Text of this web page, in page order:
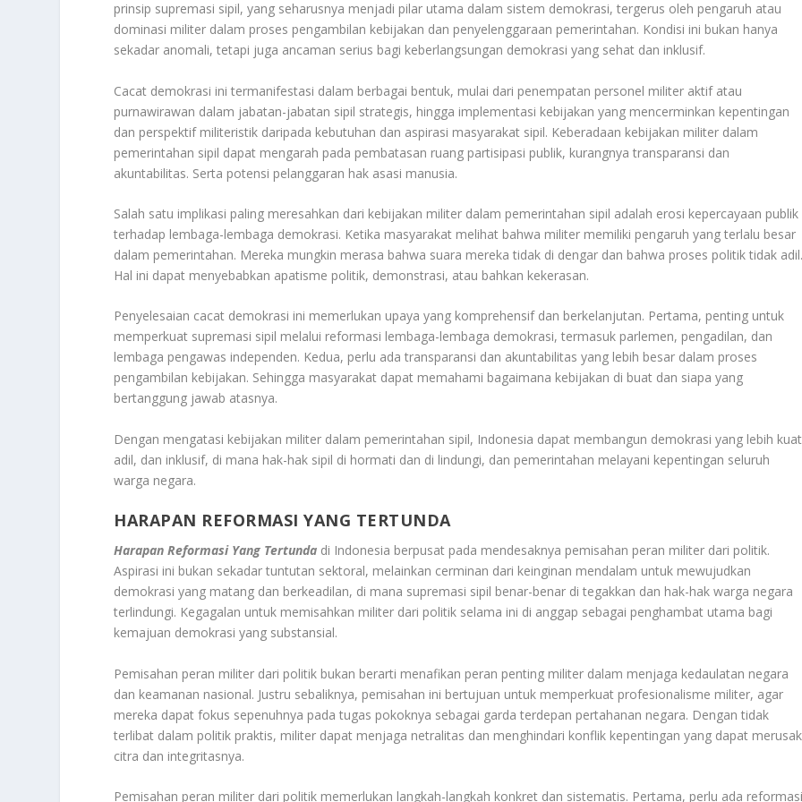
prinsip supremasi sipil, yang seharusnya menjadi pilar utama dalam sistem demokrasi, tergerus oleh pengaruh atau
dominasi militer dalam proses pengambilan kebijakan dan penyelenggaraan pemerintahan. Kondisi ini bukan hanya
sekadar anomali, tetapi juga ancaman serius bagi keberlangsungan demokrasi yang sehat dan inklusif.
Cacat demokrasi ini termanifestasi dalam berbagai bentuk, mulai dari penempatan personel militer aktif atau
purnawirawan dalam jabatan-jabatan sipil strategis, hingga implementasi kebijakan yang mencerminkan kepentingan
dan perspektif militeristik daripada kebutuhan dan aspirasi masyarakat sipil. Keberadaan kebijakan militer dalam
pemerintahan sipil dapat mengarah pada pembatasan ruang partisipasi publik, kurangnya transparansi dan
akuntabilitas. Serta potensi pelanggaran hak asasi manusia.
Salah satu implikasi paling meresahkan dari kebijakan militer dalam pemerintahan sipil adalah erosi kepercayaan publik
terhadap lembaga-lembaga demokrasi. Ketika masyarakat melihat bahwa militer memiliki pengaruh yang terlalu besar
dalam pemerintahan. Mereka mungkin merasa bahwa suara mereka tidak di dengar dan bahwa proses politik tidak
Hal ini dapat menyebabkan apatisme politik, demonstrasi, atau bahkan kekerasan.
Penyelesaian cacat demokrasi ini memerlukan upaya yang komprehensif dan berkelanjutan. Pertama, penting untuk
memperkuat supremasi sipil melalui reformasi lembaga-lembaga demokrasi, termasuk parlemen, pengadilan, dan
lembaga pengawas independen. Kedua, perlu ada transparansi dan akuntabilitas yang lebih besar dalam proses
pengambilan kebijakan. Sehingga masyarakat dapat memahami bagaimana kebijakan di buat dan siapa yang
bertanggung jawab atasnya.
Dengan mengatasi kebijakan militer dalam pemerintahan sipil, Indonesia dapat membangun demokrasi yang lebih
adil, dan inklusif, di mana hak-hak sipil di hormati dan di lindungi, dan pemerintahan melayani kepentingan seluruh
warga negara.
HARAPAN REFORMASI YANG TERTUNDA
Harapan Reformasi Yang Tertunda di Indonesia berpusat pada mendesaknya pemisahan peran militer dari politik.
Aspirasi ini bukan sekadar tuntutan sektoral, melainkan cerminan dari keinginan mendalam untuk mewujudkan
demokrasi yang matang dan berkeadilan, di mana supremasi sipil benar-benar di tegakkan dan hak-hak warga negara
terlindungi. Kegagalan untuk memisahkan militer dari politik selama ini di anggap sebagai penghambat utama bagi
kemajuan demokrasi yang substansial.
Pemisahan peran militer dari politik bukan berarti menafikan peran penting militer dalam menjaga kedaulatan negara
dan keamanan nasional. Justru sebaliknya, pemisahan ini bertujuan untuk memperkuat profesionalisme militer, agar
mereka dapat fokus sepenuhnya pada tugas pokoknya sebagai garda terdepan pertahanan negara. Dengan tidak
terlibat dalam politik praktis, militer dapat menjaga netralitas dan menghindari konflik kepentingan yang dapat merusak
citra dan integritasnya.
Pemisahan peran militer dari politik memerlukan langkah-langkah konkret dan sistematis. Pertama, perlu ada